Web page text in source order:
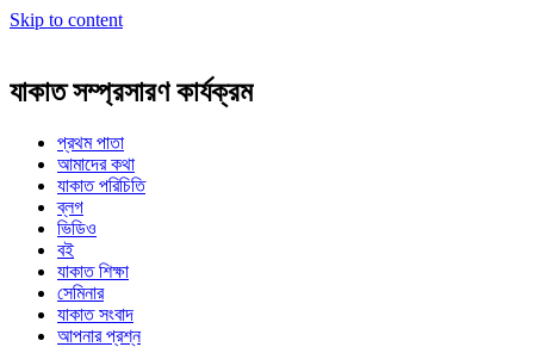
Skip to content
যাকাত সম্প্রসারণ কার্যক্রম
প্রথম পাতা
আমাদের কথা
যাকাত পরিচিতি
ব্লগ
ভিডিও
বই
যাকাত শিক্ষা
সেমিনার
যাকাত সংবাদ
আপনার প্রশ্ন